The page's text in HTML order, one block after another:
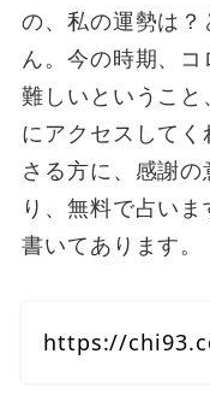
の、私の運勢は
ん。今の時期、
難しいというこ
にアクセスして
さる方に、感謝
り、無料で占い
書いてあります。
https://